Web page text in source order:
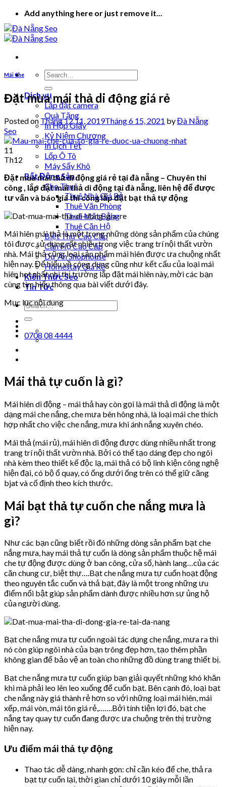
Skip
to
content
Add anything here or just remove it...
Dịch vụ
Lắp đặt camera
Quà Tặng
In Hộp Giấy
Kỷ Niệm Chương
In Lịch Tết
Lốp Ô Tô
Máy Sấy Khô
Bất Động Sản
Cho Thuê
Thuê Nhà Giá Rẻ
Thuê Văn Phòng
Thuê Mặt Bằng
Thuê Căn Hộ
Biệt Thự Cao Cấp
Căn Hộ Cao Cấp
Dự Án Shophouse
Homestay Giá Rẻ
Kiến Thức Seo
Tin Tức
0708 08 4444
Mái Che
Đặt mua mái thả di động giá rẻ
Posted on Tháng 12 11, 2019Tháng 6 15, 2021 byĐà Nẵng
Seo
11
Th12
Đặt mua mái thả di động giá rẻ tại đà nẵng – Chuyên thi
công , lắp đặt mái thả di động tại đà nẵng, liên hệ để được
tư vấn và báo giá thi công lắp đặt bạt thả tự động
Mái hiên mái thả là một trong những dòng sản phẩm của chúng
tôi được sử dụng rất nhiều trong việc trang trí nội thất vườn
nhà. Mái thả cũng loại sản phẩm mái hiên được ưa chuộng nhất
hiện nay. Để hiểu về công dụng cũng như kết cấu của loại mái
hiên hot nhất nhì thị trường lắp đặt mái hiên này, mời các bạn
cùng tìm hiểu thông qua bài viết dưới đây.
Mục lục nội dung
Mái thả tự cuốn là gì?
Mái hiên di động – mái thả hay còn gọi là mái thả di động là một
dạng mái che nắng, che mưa bên hông nhà, là loại mái che thích
hợp nhất cho việc che nắng, mưa khi ánh nắng xuyên chéo.
Mái thả (mái rủ), mái hiên di động được dùng nhiều nhất trong
trang trí nội thất vườn nhà. Bởi có thể tạo dáng đẹp cho ngôi
nhà kèm theo thiết kế độc lạ, mái thả có bộ linh kiện công nghệ
hiện đại, có bộ ổ quay, có ống dưới ống trên có thể giữ căng
bjat và cố định theo kích thước.
Mái bạt thả tự cuốn che nắng mưa là
gì?
Như các bạn cũng biết rồi đó những dòng sản phẩm bạt che
nắng mưa, hay mái thả tự cuốn là dòng sản phẩm thuộc hệ mái
che tự động được dùng ở ban công, cửa sổ, hành lang…của các
căn chung cư, biệt thự….Bạt che nắng mưa tự cuốn hoạt động
theo nguyên tắc cuốn và thả bạt, đây là một trong những ưu
điểm nổi bật giúp sản phẩm dành được nhiều hơn sự ủng hộ
của người dùng.
Bạt che nắng mưa tự cuốn ngoài tác dụng che nắng, mưa ra thì
nó còn giúp ngôi nhà của bạn trông đẹp hơn, tạo thêm phần
không gian để bảo vệ an toàn cho những đồ dùng trang thiết bị.
Bạt che nắng mưa tự cuốn giúp bạn giải quyết những khó khăn
khi mà phải leo lên leo xuống để cuốn bạt. Bên cạnh đó, loại bạt
che nắng này giá thành rẻ hơn so với những loại mái hiên, mái
xếp, mái vòn, mái tôn giá rẻ,…….Bởi tính tiện lợi đó, bạt che
nắng tay quay tự cuốn đang được ưa chuộng trên thị trường
hiện nay.
Ưu điểm mái thả tự động
Thao tác dễ dàng, nhanh gọn: chỉ cần kéo để che, thả ra
bạt tự cuốn lại, thời gian chỉ dưới 10 giây mỗi lần